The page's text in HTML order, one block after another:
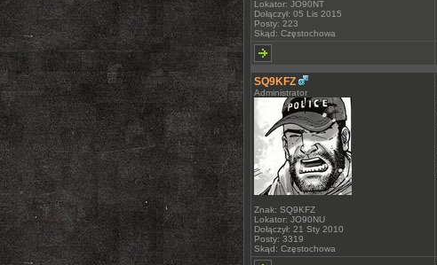
Lokator: JO90NT
Dołączył: 05 Lis 2015
Posty: 223
Skąd: Częstochowa
SQ9KFZ
Administrator
Znak: SQ9KFZ
Lokator: JO90NU
Dołączył: 21 Sty 2010
Posty: 3319
Skąd: Częstochowa